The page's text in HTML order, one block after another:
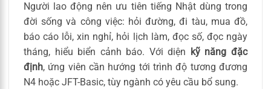
Người lao động nên ưu tiên tiếng Nhật dùng trong
đời sống và công việc: hỏi đường, đi tàu, mua đồ,
báo cáo lỗi, xin nghỉ, hỏi lịch làm, đọc số, đọc ngày
tháng, hiểu biển cảnh báo. Với diện kỹ năng đặc
định, ứng viên cần hướng tới trình độ tương đương
N4 hoặc JFT-Basic, tùy ngành có yêu cầu bổ sung.